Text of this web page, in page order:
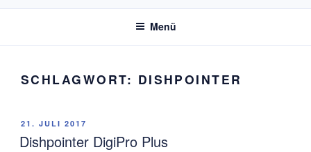
Menü
SCHLAGWORT: DISHPOINTER
VERÖFFENTLICHT
AM
21. JULI 2017
Dishpointer DigiPro Plus